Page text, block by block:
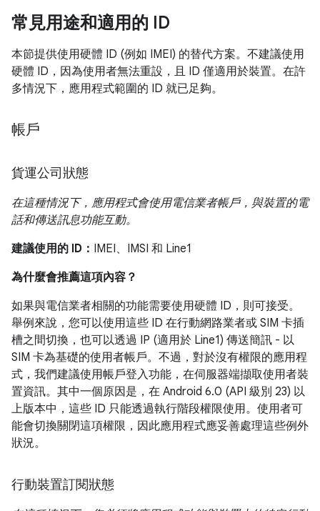
常見用途和適用的 ID
本節提供使用硬體 ID (例如 IMEI) 的替代方案。不建議使用
硬體 ID，因為使用者無法重設，且 ID 僅適用於裝置。在許
多情況下，應用程式範圍的 ID 就已足夠。
帳戶
貨運公司狀態
在這種情況下，應用程式會使用電信業者帳戶，與裝置的電
話和傳送訊息功能互動。
建議使用的 ID： IMEI、IMSI 和 Line1
為什麼會推薦這項內容？
如果與電信業者相關的功能需要使用硬體 ID，則可接受。
舉例來說，您可以使用這些 ID 在行動網路業者或 SIM 卡插
槽之間切換，也可以透過 IP (適用於 Line1) 傳送簡訊 - 以
SIM 卡為基礎的使用者帳戶。不過，對於沒有權限的應用程
式，我們建議使用帳戶登入功能，在伺服器端擷取使用者裝
置資訊。其中一個原因是，在 Android 6.0 (API 級別 23) 以
上版本中，這些 ID 只能透過執行階段權限使用。使用者可
能會切換關閉這項權限，因此應用程式應妥善處理這些例外
狀況。
行動裝置訂閱狀態